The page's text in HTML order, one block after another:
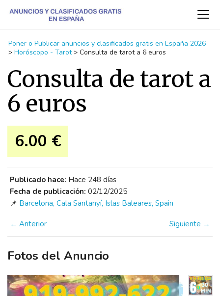
Poner o Publicar anuncios y clasificados gratis en España 2026
> Horóscopo - Tarot > Consulta de tarot a 6 euros
Consulta de tarot a
6 euros
6.00 €
Publicado hace: Hace 248 días
Fecha de publicación: 02/12/2025
📌 Barcelona, Cala Santanyí, Islas Baleares, Spain
← Anterior Siguiente →
Fotos del Anuncio